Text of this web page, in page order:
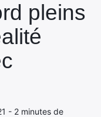
pleins
- 2 minutes de